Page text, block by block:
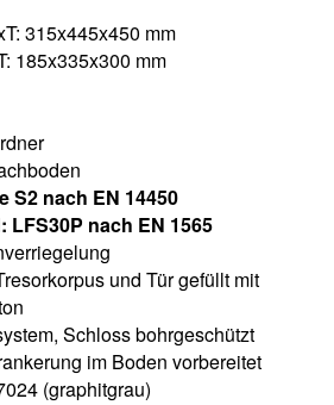
315x445x450 mm
185x335x300 mm
S2 nach EN 14450
LFS30P nach EN 1565
und Tür gefüllt mit
Schloss bohrgeschützt
im Boden vorbereitet
(graphitgrau)